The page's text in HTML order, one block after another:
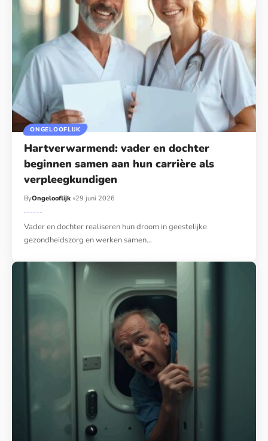
ONGELOOFLIJK
Hartverwarmend: vader en dochter
beginnen samen aan hun carrière als
verpleegkundigen
ByOngelooflijk 29 juni 2026
Vader en dochter realiseren hun droom in geestelijke
gezondheidszorg en werken samen…